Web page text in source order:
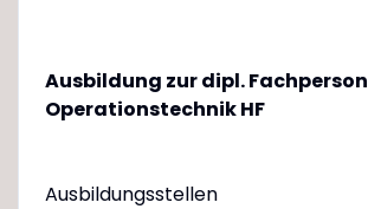
Ausbildung zur dipl. Fachperson
Operationstechnik HF
Ausbildungsstellen